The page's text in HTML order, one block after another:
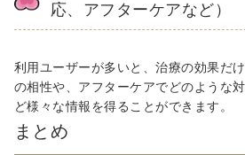
応、アフターケアなど）
利用ユーザーが多いと、治療の効果だ
の相性や、アフターケアでどのような
ど様々な情報を得ることができます。
まとめ